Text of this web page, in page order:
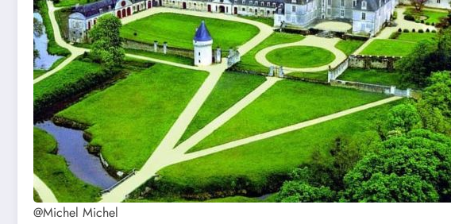
@Michel Michel